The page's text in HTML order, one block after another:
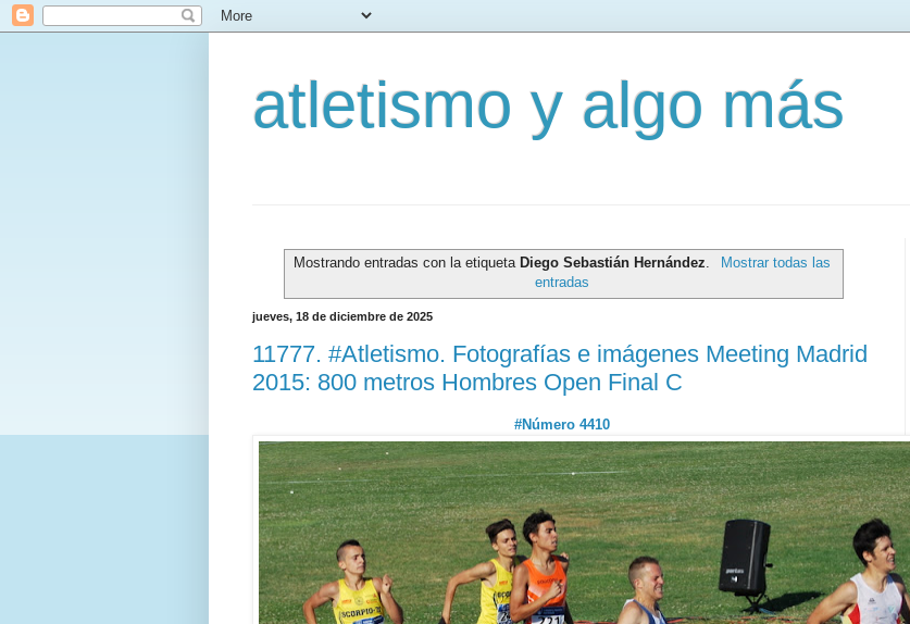
atletismo y algo más
Mostrando entradas con la etiqueta Diego Sebastián Hernández
Mostrar todas las
entradas
jueves, 18 de diciembre de 2025
11777. #Atletismo. Fotografías e imágenes Meeting Madrid
2015: 800 metros Hombres Open Final C
#Número 4410